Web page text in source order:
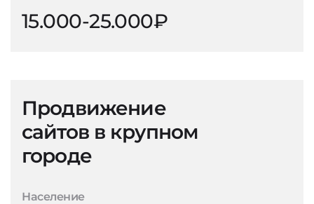
15.000-25.000₽
Продвижение
сайтов в крупном
городе
Население